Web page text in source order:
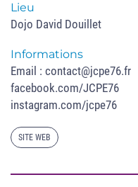
Lieu
Dojo David Douillet
Informations
Email : contact@jcpe76.fr
facebook.com/JCPE76
instagram.com/jcpe76
SITE WEB